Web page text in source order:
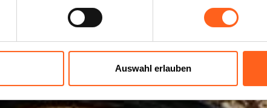
Auswahl erlauben